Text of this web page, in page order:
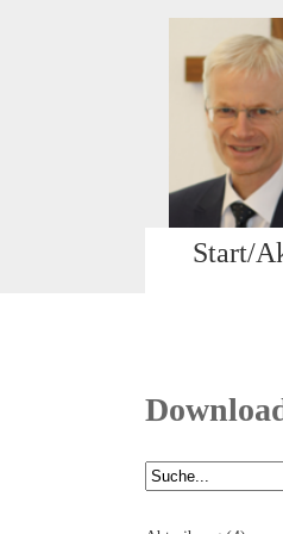
Start/